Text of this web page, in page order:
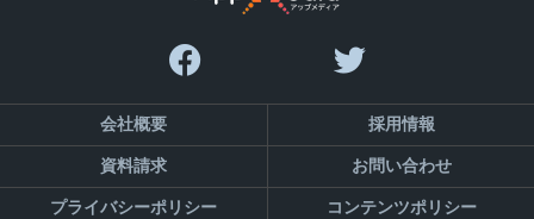
会社概要 採用情報
資料請求 お問い合わせ
プライバシーポリシー コンテンツポリシー